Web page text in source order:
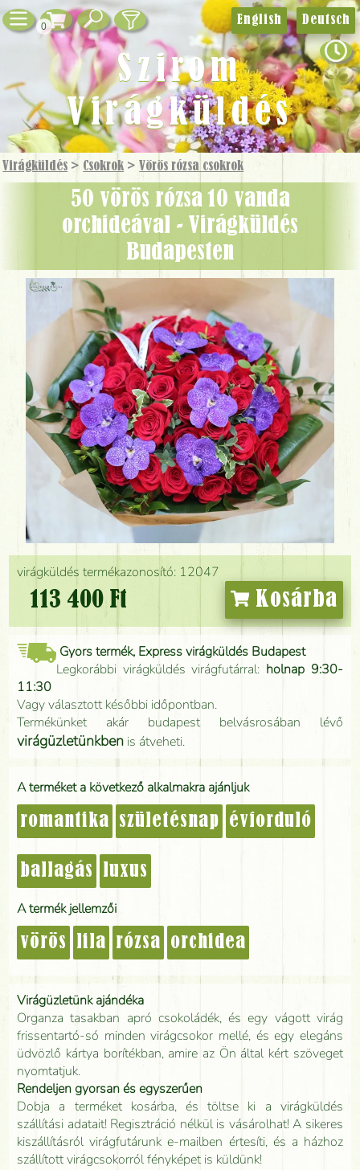
0
Virágküldés > Csokrok > Vörös rózsa csokrok
50 vörös rózsa 10 vanda
orchideával - Virágküldés
Budapesten
virágküldés termékazonosító: 12047
113 400 Ft Kosárba
Gyors termék, Express virágküldés Budapest
Legkorábbi virágküldés virágfutárral: holnap 9:30-
11:30
Vagy választott későbbi időpontban.
Termékünket akár budapest belvásrosában lévő
virágüzletünkben is átveheti.
A terméket a következő alkalmakra ajánljuk
romantika születésnap évforduló
ballagás luxus
A termék jellemzői
vörös lila rózsa orchidea
Virágüzletünk ajándéka
Organza tasakban apró csokoládék, és egy vágott virág
frissentartó-só minden virágcsokor mellé, és egy elegáns
üdvözlő kártya borítékban, amire az Ön által kért szöveget
nyomtatjuk.
Rendeljen gyorsan és egyszerűen
Dobja a terméket kosárba, és töltse ki a virágküldés
szállítási adatait! Regisztráció nélkül is vásárolhat! A sikeres
kiszállításról virágfutárunk e-mailben értesíti, és a házhoz
szállított virágcsokorról fényképet is küldünk!
English Deutsch
Szirom
Virágküldés